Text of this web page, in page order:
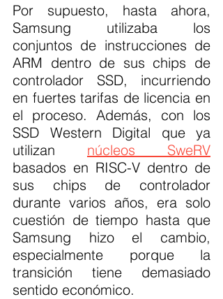
Por supuesto, hasta ahora,
Samsung utilizaba los
conjuntos de instrucciones de
ARM dentro de sus chips de
controlador SSD, incurriendo
en fuertes tarifas de licencia en
el proceso. Además, con los
SSD Western Digital que ya
utilizan núcleos SweRV
basados en RISC-V dentro de
sus chips de controlador
durante varios años, era solo
cuestión de tiempo hasta que
Samsung hizo el cambio,
especialmente porque la
transición tiene demasiado
sentido económico.